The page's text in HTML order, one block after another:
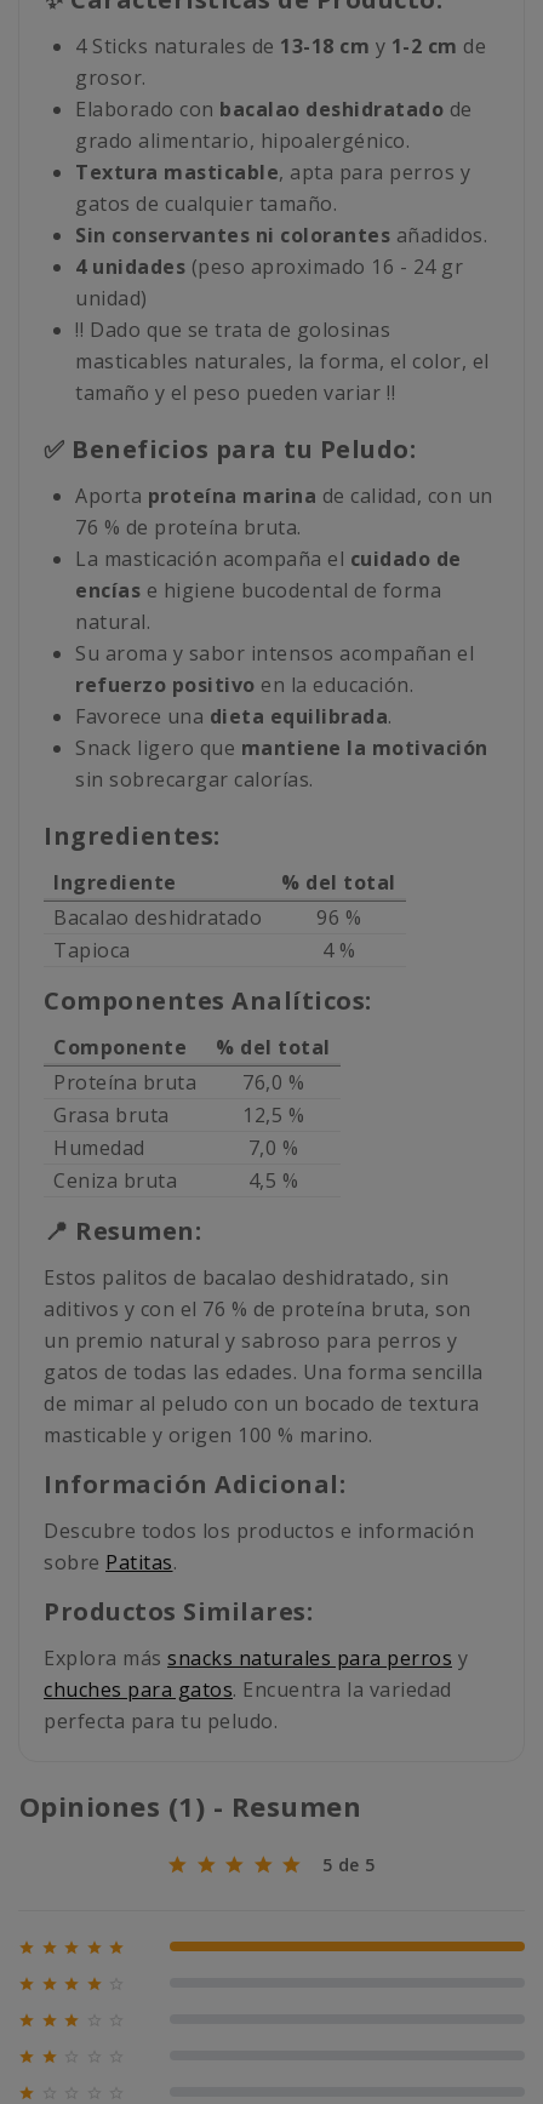
4 Sticks naturales de 13-18 cm y 1-2 cm de
grosor.
Elaborado con bacalao deshidratado de
grado alimentario, hipoalergénico.
Textura masticable, apta para perros y
gatos de cualquier tamaño.
Sin conservantes ni colorantes añadidos.
4 unidades (peso aproximado 16 - 24 gr
unidad)
‼️ Dado que se trata de golosinas
masticables naturales, la forma, el color, el
tamaño y el peso pueden variar ‼️
✅ Beneficios para tu Peludo:
Aporta proteína marina de calidad, con un
76 % de proteína bruta.
La masticación acompaña el cuidado de
encías e higiene bucodental de forma
natural.
Su aroma y sabor intensos acompañan el
refuerzo positivo en la educación.
Favorece una dieta equilibrada.
Snack ligero que mantiene la motivación
sin sobrecargar calorías.
Ingredientes:
Ingrediente
% del total
Bacalao deshidratado
96 %
Tapioca
4 %
Componentes Analíticos:
Componente
% del total
Proteína bruta
76,0 %
Grasa bruta
12,5 %
Humedad
7,0 %
Ceniza bruta
4,5 %
📍 Resumen:
Estos palitos de bacalao deshidratado, sin
aditivos y con el 76 % de proteína bruta, son
un premio natural y sabroso para perros y
gatos de todas las edades. Una forma sencilla
de mimar al peludo con un bocado de textura
masticable y origen 100 % marino.
Información Adicional:
Descubre todos los productos e información
sobre Patitas.
Productos Similares:
Explora más snacks naturales para perros y
chuches para gatos. Encuentra la variedad
perfecta para tu peludo.
Opiniones (1) - Resumen
5 de 5
     100% (1)
   
  
 
